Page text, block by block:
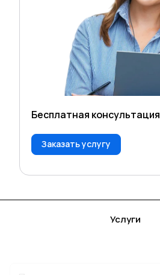
Бесплатная консультация
Заказать услугу
Услуги